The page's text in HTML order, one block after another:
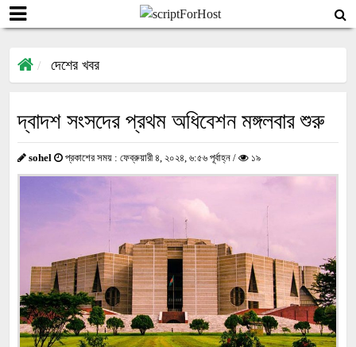
দেশের খবর
দ্বাদশ সংসদের প্রথম অধিবেশন মঙ্গলবার শুরু
sohel প্রকাশের সময় : ফেব্রুয়ারী ৪, ২০২৪, ৬:৫৬ পূর্বাহ্ন / ১৯